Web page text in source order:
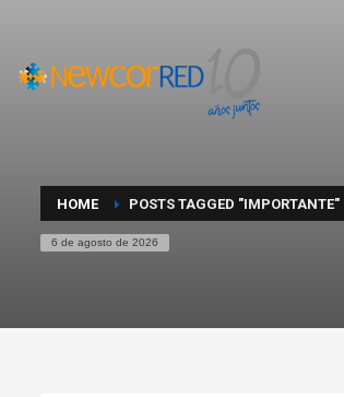
HOME POSTS TAGGED "IMPORTANTE"
6 de agosto de 2026